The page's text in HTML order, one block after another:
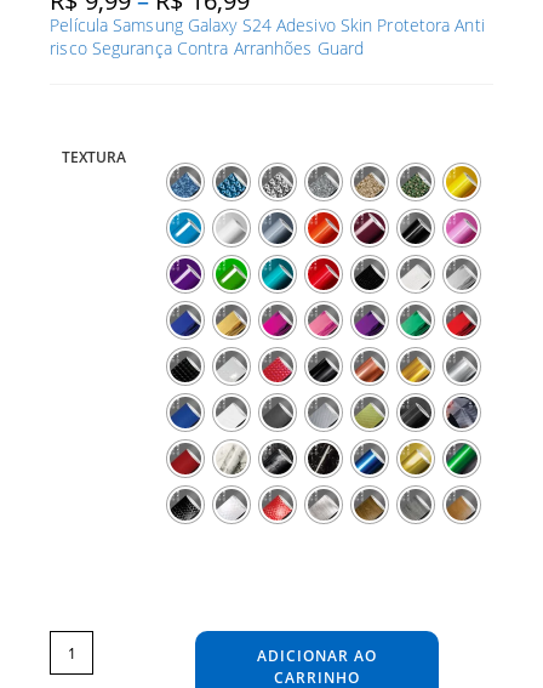
preço:
R$ 9,99
Película Samsung Galaxy S24 Adesivo Skin Protetora Anti
risco Segurança Contra Arranhões Guard
TEXTURA
Película
Samsung
Galaxy
S24
Adesivo
Skin
ADICIONAR AO
CARRINHO